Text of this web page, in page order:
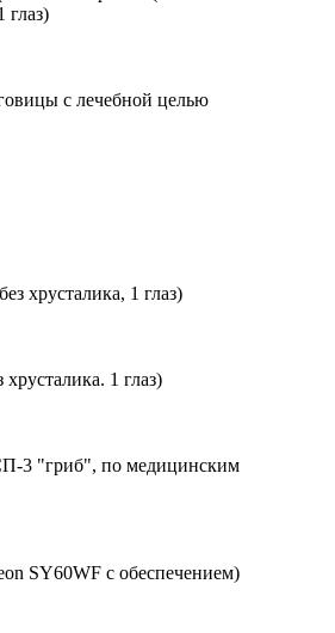
глаз)
с лечебной целью
хрусталика, 1 глаз)
1 глаз)
3 "гриб", по медицинским
SY60WF с обеспечением)